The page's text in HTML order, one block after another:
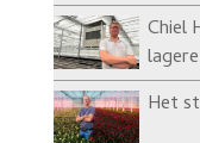
Chiel
Het